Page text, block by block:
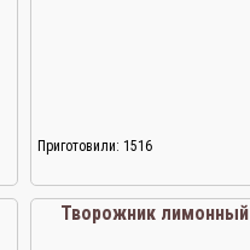
Приготовили: 1516
Творожник лимонный